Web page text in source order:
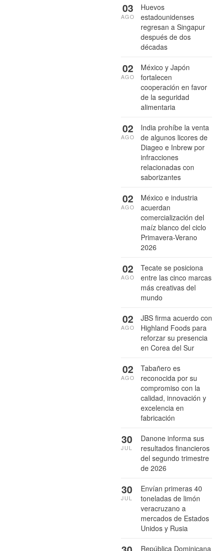
Huevos
estadounidenses
regresan a Singapur
después de dos
décadas
03
AGO
México y Japón
fortalecen
cooperación en favor
de la seguridad
alimentaria
02
AGO
India prohíbe la venta
de algunos licores de
Diageo e Inbrew por
infracciones
relacionadas con
saborizantes
02
AGO
México e industria
acuerdan
comercialización del
maíz blanco del ciclo
Primavera-Verano
2026
02
AGO
Tecate se posiciona
entre las cinco marcas
más creativas del
mundo
02
AGO
JBS firma acuerdo con
Highland Foods para
reforzar su presencia
en Corea del Sur
02
AGO
Tabañero es
reconocida por su
compromiso con la
calidad, innovación y
excelencia en
fabricación
02
AGO
Danone informa sus
resultados financieros
del segundo trimestre
de 2026
30
JUL
Envían primeras 40
toneladas de limón
veracruzano a
mercados de Estados
Unidos y Rusia
30
JUL
República Dominicana